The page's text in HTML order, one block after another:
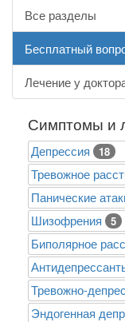
Все разделы
Бесплатный
Лечение у
Симптомы и
Депрессия 18
Тревожное
Панические
Шизофрения 5
Биполярное
Тревожно-
Эндогенная